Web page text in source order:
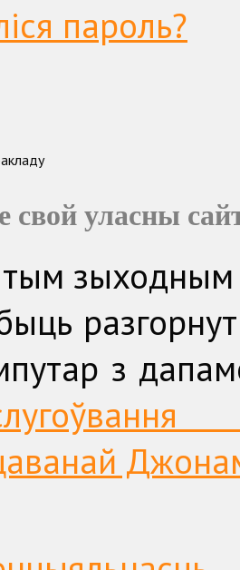
пароль?
уласны
зыходным
з